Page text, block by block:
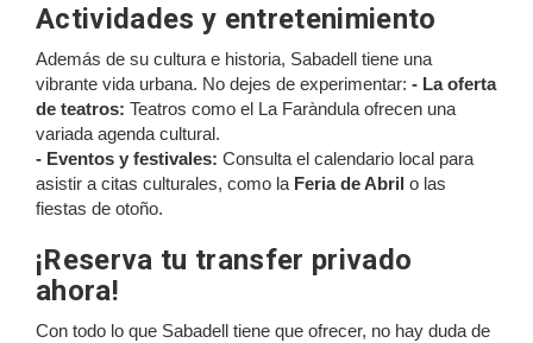
Actividades y entretenimiento
Además de su cultura e historia, Sabadell tiene una
vibrante vida urbana. No dejes de experimentar: - La oferta
de teatros: Teatros como el La Faràndula ofrecen una
variada agenda cultural.
- Eventos y festivales: Consulta el calendario local para
asistir a citas culturales, como la Feria de Abril o las
fiestas de otoño.
¡Reserva tu transfer privado
ahora!
Con todo lo que Sabadell tiene que ofrecer, no hay duda de